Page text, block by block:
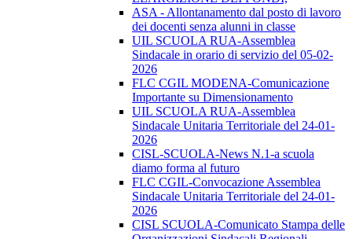
ASA - Allontanamento dal posto di lavoro
dei docenti senza alunni in classe
UIL SCUOLA RUA-Assemblea
Sindacale in orario di servizio del 05-02-
2026
FLC CGIL MODENA-Comunicazione
Importante su Dimensionamento
UIL SCUOLA RUA-Assemblea
Sindacale Unitaria Territoriale del 24-01-
2026
CISL-SCUOLA-News N.1-a scuola
diamo forma al futuro
FLC CGIL-Convocazione Assemblea
Sindacale Unitaria Territoriale del 24-01-
2026
CISL SCUOLA-Comunicato Stampa delle